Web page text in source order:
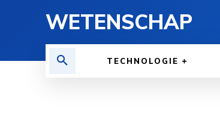
WETENSCHAP
TECHNOLOGIE